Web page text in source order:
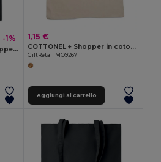
-1%
COTTONEL COLOUR + Shopper in cotone 140gr
1,15 €
COTTONEL + Shopper in cotone 140gr
GiftRetail MO9267
Aggiungi al carrello